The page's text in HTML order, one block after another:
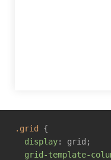
.grid
{
display: grid;
grid-template-